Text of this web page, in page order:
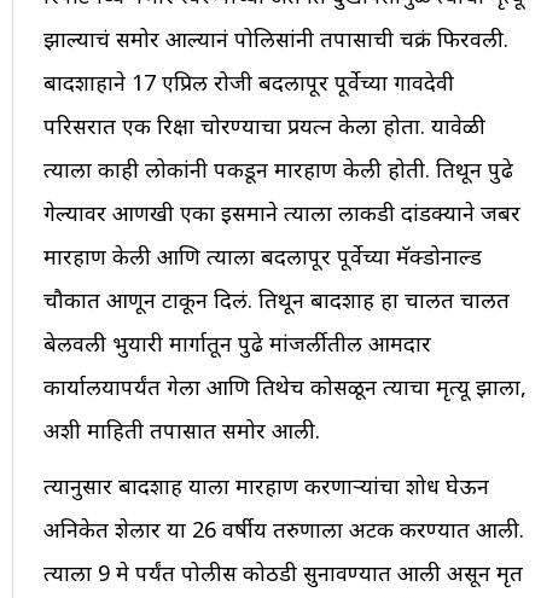
झाल्याचं समोर आल्यानं पोलिसांनी तपासाची चक्रं फिरवली.
बादशाहाने 17 एप्रिल रोजी बदलापूर पूर्वेच्या गावदेवी
परिसरात एक रिक्षा चोरण्याचा प्रयत्न केला होता. यावेळी
त्याला काही लोकांनी पकडून मारहाण केली होती. तिथून पुढे
गेल्यावर आणखी एका इसमाने त्याला लाकडी दांडक्याने जबर
मारहाण केली आणि त्याला बदलापूर पूर्वेच्या मॅक्डोनाल्ड
चौकात आणून टाकून दिलं. तिथून बादशाह हा चालत चालत
बेलवली भुयारी मार्गातून पुढे मांजर्लीतील आमदार
कार्यालयापर्यंत गेला आणि तिथेच कोसळून त्याचा मृत्यू झाला,
अशी माहिती तपासात समोर आली.
त्यानुसार बादशाह याला मारहाण करणाऱ्यांचा शोध घेऊन
अनिकेत शेलार या 26 वर्षीय तरुणाला अटक करण्यात आली.
त्याला 9 मे पर्यंत पोलीस कोठडी सुनावण्यात आली असून मृत